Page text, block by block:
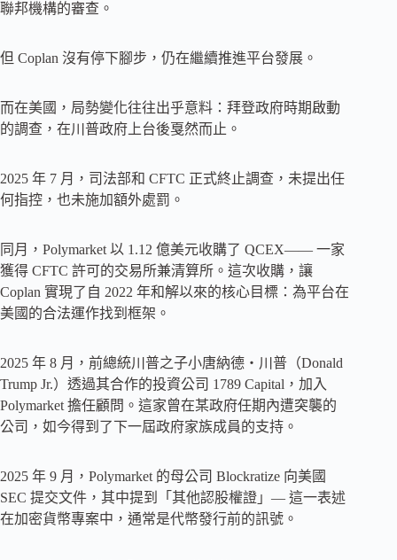
聯邦機構的審查。
但 Coplan 沒有停下腳步，仍在繼續推進平台發展。
而在美國，局勢變化往往出乎意料：拜登政府時期啟動
的調查，在川普政府上台後戛然而止。
2025 年 7 月，司法部和 CFTC 正式終止調查，未提出任
何指控，也未施加額外處罰。
同月，Polymarket 以 1.12 億美元收購了 QCEX—— 一家
獲得 CFTC 許可的交易所兼清算所。這次收購，讓
Coplan 實現了自 2022 年和解以來的核心目標：為平台在
美國的合法運作找到框架。
2025 年 8 月，前總統川普之子小唐納德・川普（Donald
Trump Jr.）透過其合作的投資公司 1789 Capital，加入
Polymarket 擔任顧問。這家曾在某政府任期內遭突襲的
公司，如今得到了下一屆政府家族成員的支持。
2025 年 9 月，Polymarket 的母公司 Blockratize 向美國
SEC 提交文件，其中提到「其他認股權證」— 這一表述
在加密貨幣專案中，通常是代幣發行前的訊號。